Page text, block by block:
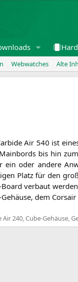
Webwatches Alte
Air 540 ist
bis hin
ein oder ande­re
Platz für den
ver­baut
dem
Air 240 Cube-Gehäuse